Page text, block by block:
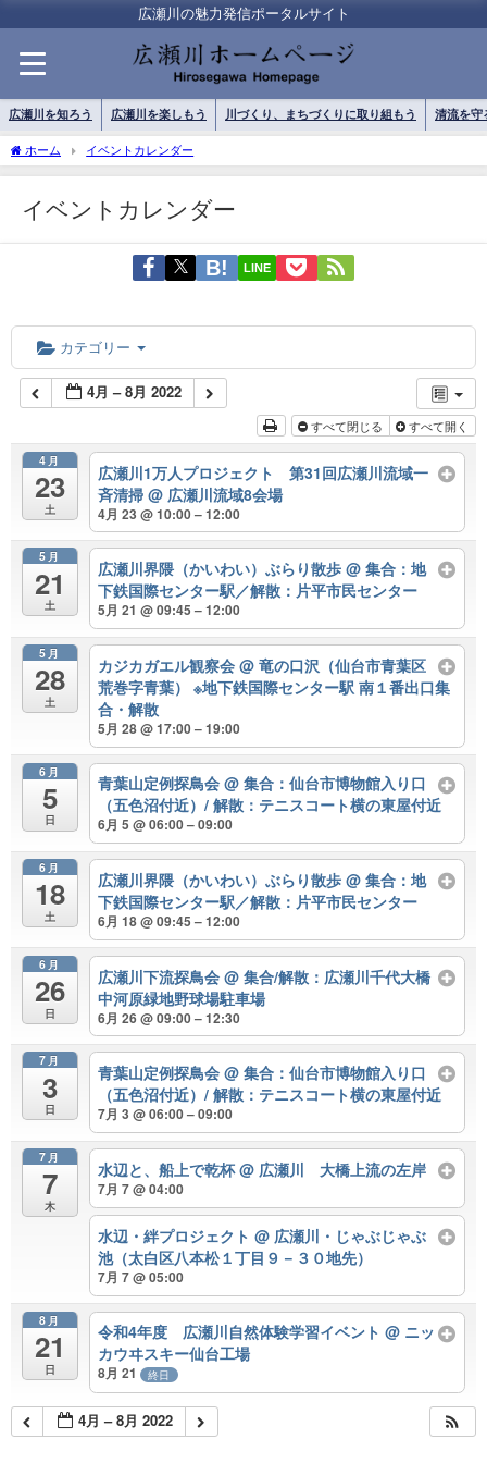
広瀬川の魅力発信ポータルサイト
広瀬川を知ろう 広瀬川を楽しもう 川づくり、まちづくりに取り組もう 清流を守
ホーム イベントカレンダー
イベントカレンダー
LINE
カテゴリー
4月 – 8月 2022
すべて閉じる すべて開く
4月
23
土
広瀬川1万人プロジェクト 第31回広瀬川流域一
斉清掃@ 広瀬川流域8会場
4月 23 @ 10:00 – 12:00
5月
21
土
広瀬川界隈（かいわい）ぶらり散歩@ 集合：地
下鉄国際センター駅／解散：片平市民センター
5月 21 @ 09:45 – 12:00
5月
28
土
カジカガエル観察会@ 竜の口沢（仙台市青葉区
荒巻字青葉） ※地下鉄国際センター駅 南１番出口集
合・解散
5月 28 @ 17:00 – 19:00
6月
5
日
青葉山定例探鳥会@ 集合：仙台市博物館入り口
（五色沼付近）/ 解散：テニスコート横の東屋付近
6月 5 @ 06:00 – 09:00
6月
18
土
広瀬川界隈（かいわい）ぶらり散歩@ 集合：地
下鉄国際センター駅／解散：片平市民センター
6月 18 @ 09:45 – 12:00
6月
26
日
広瀬川下流探鳥会@ 集合/解散：広瀬川千代大橋
中河原緑地野球場駐車場
6月 26 @ 09:00 – 12:30
7月
3
日
青葉山定例探鳥会@ 集合：仙台市博物館入り口
（五色沼付近）/ 解散：テニスコート横の東屋付近
7月 3 @ 06:00 – 09:00
7月
7
木
水辺と、船上で乾杯@ 広瀬川 大橋上流の左岸
7月 7 @ 04:00
水辺・絆プロジェクト@ 広瀬川・じゃぶじゃぶ
池（太白区八本松１丁目９－３０地先）
7月 7 @ 05:00
8月
21
日
令和4年度 広瀬川自然体験学習イベント@ ニッ
カウヰスキー仙台工場
8月 21 終日
4月 – 8月 2022